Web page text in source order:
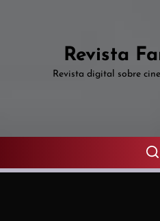
Revista
Revista digital sobre